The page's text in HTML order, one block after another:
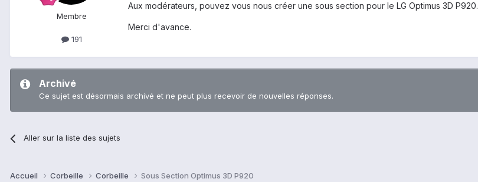
Membre
191
Aux modérateurs, pouvez vous nous créer une sous section pour le LG Optimus 3D P920.
Merci d'avance.
Archivé
Ce sujet est désormais archivé et ne peut plus recevoir de nouvelles réponses.
Aller sur la liste des sujets
Accueil Corbeille Corbeille Sous Section Optimus 3D P920